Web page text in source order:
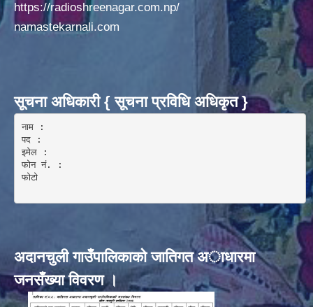
https://radioshreenagar.com.np/
namastekarnali.com
सूचना अधिकारी { सूचना प्रविधि अधिकृत }
नाम :
पद :
इमेल :
फोन नं. :
फोटो
अदानचुली गाउँपालिकाकाे जातिगत अाधारमा
जनसँख्या विवरण ।